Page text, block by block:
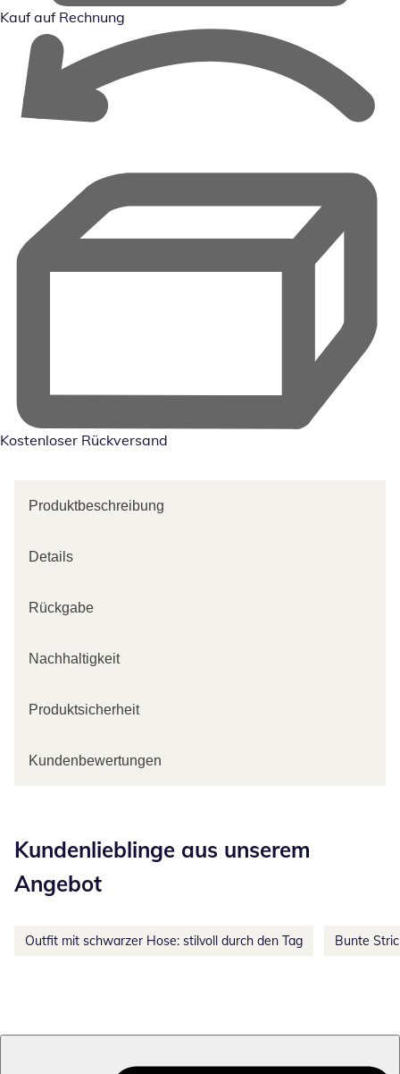
Kauf auf Rechnung
Kostenloser Rückversand
Produktbeschreibung
Details
Rückgabe
Nachhaltigkeit
Produktsicherheit
Kundenbewertungen
Kundenlieblinge aus unserem
Angebot
Outfit mit schwarzer Hose: stilvoll durch den Tag Bunte